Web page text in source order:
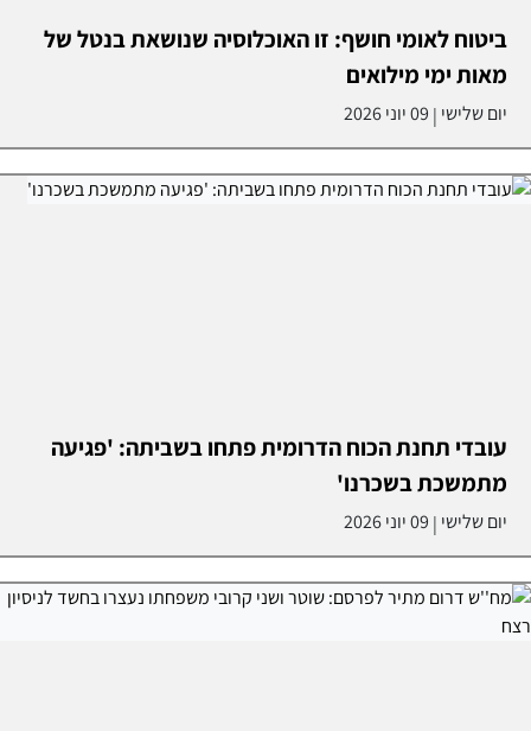
ביטוח לאומי חושף: זו האוכלוסיה שנושאת בנטל של
מאות ימי מילואים
יום שלישי | 09 יוני 2026
עובדי תחנת הכוח הדרומית פתחו בשביתה: 'פגיעה
מתמשכת בשכרנו'
יום שלישי | 09 יוני 2026